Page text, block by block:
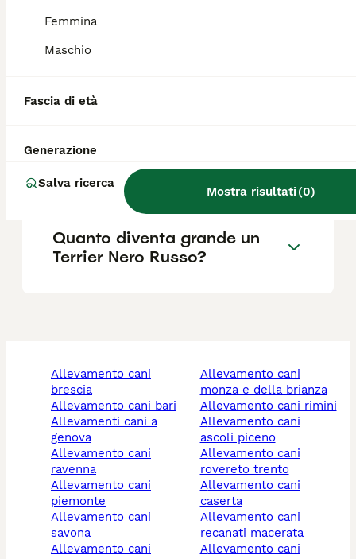
Femmina
Maschio
Fascia di età
Generazione
Salva ricerca
Mostra risultati(0)
Valtravaglia (VA) e Cortazzone (AT).
Terrier Nero Russo?
Qual è il carattere del Terrier
Nero Russo?
Quanto diventa grande un
Terrier Nero Russo?
allevamento cani
brescia
allevamento cani bari
allevamenti cani a
genova
allevamento cani
ravenna
allevamento cani
piemonte
allevamento cani
savona
allevamento cani
allevamento cani
monza e della brianza
allevamento cani rimini
allevamento cani
ascoli piceno
allevamento cani
rovereto trento
allevamento cani
caserta
allevamento cani
recanati macerata
allevamento cani